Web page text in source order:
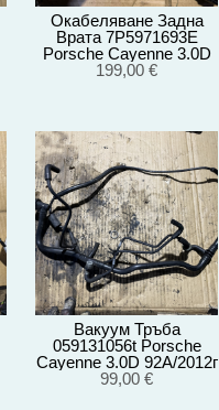
Окабеляване Задна
Врата 7P5971693E
Porsche Cayenne 3.0D
92A/EG22/2012
199,00 €
Вакуум Тръба
059131056t Porsche
Cayenne 3.0D 92A/2012г
99,00 €